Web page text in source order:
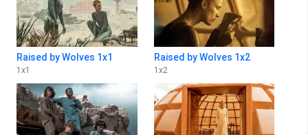
Raised by Wolves 1x1
1 x1
Raised by Wolves 1x2
1 x2